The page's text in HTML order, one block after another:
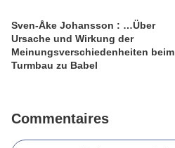
Sven-Åke Johansson : …Über
Ursache und Wirkung der
Meinungsverschiedenheiten beim
Turmbau zu Babel
Commentaires